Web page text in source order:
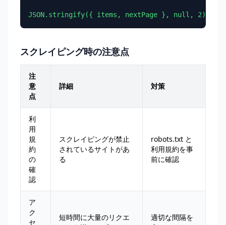
JSON.stringify({ items, nextPage }, null, 2);
スクレイピング時の注意点
注
意
点
詳細 対策
利
用
規
約
の
確
認
スクレイピングが禁止
されているサイトがあ
る
robots.txt と
利用規約を事
前に確認
ア
ク
セ
短時間に大量のリクエ
適切な間隔を